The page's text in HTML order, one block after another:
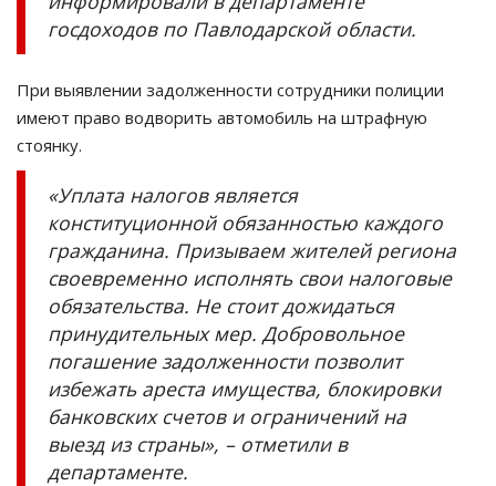
госдоходов по Павлодарской области.
При выявлении задолженности сотрудники полиции
имеют право водворить автомобиль на штрафную
стоянку.
«Уплата налогов является
конституционной обязанностью каждого
гражданина. Призываем жителей региона
своевременно исполнять свои налоговые
обязательства. Не стоит дожидаться
принудительных мер. Добровольное
погашение задолженности позволит
избежать ареста имущества, блокировки
банковских счетов и ограничений на
выезд из страны», – отметили в
департаменте.